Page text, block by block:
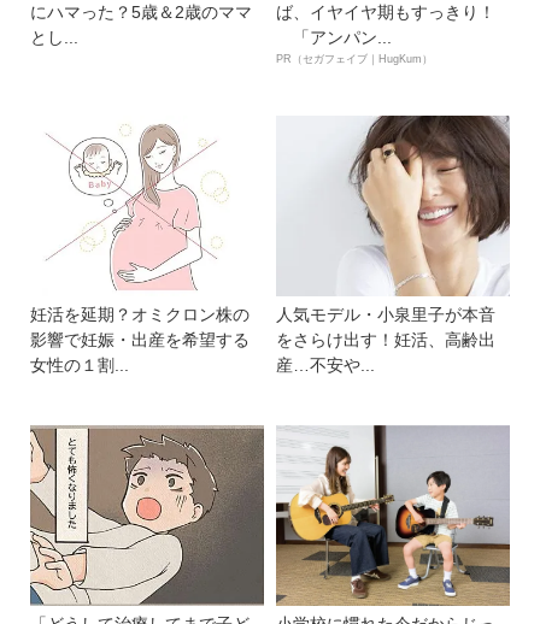
にハマった？5歳＆2歳のママ
とし...
ば、イヤイヤ期もすっきり！
「アンパン...
PR（セガフェイブ｜HugKum）
妊活を延期？オミクロン株の
影響で妊娠・出産を希望する
女性の１割...
人気モデル・小泉里子が本音
をさらけ出す！妊活、高齢出
産…不安や...